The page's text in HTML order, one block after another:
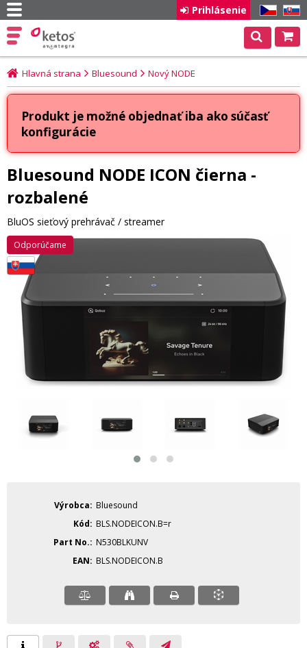
CZ SK
Prihlásenie
Hlavná strana Bluesound Nový NODE
Produkt je možné objednať iba ako súčasť
konfigurácie
Bluesound NODE ICON čierna -
rozbalené
BluOS sieťový prehrávač / streamer
Odporúčame
Výrobca
Bluesound
Kód
BLS.NODEICON.B=r
Part No.
N530BLKUNV
EAN
BLS.NODEICON.B